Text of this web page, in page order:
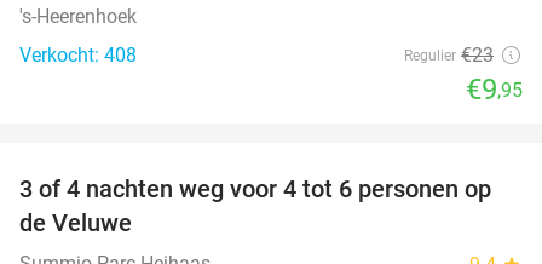
's-Heerenhoek
Verkocht: 408
Regulier €23
€9,95
3 of 4 nachten weg voor 4 tot 6 personen op
de Veluwe